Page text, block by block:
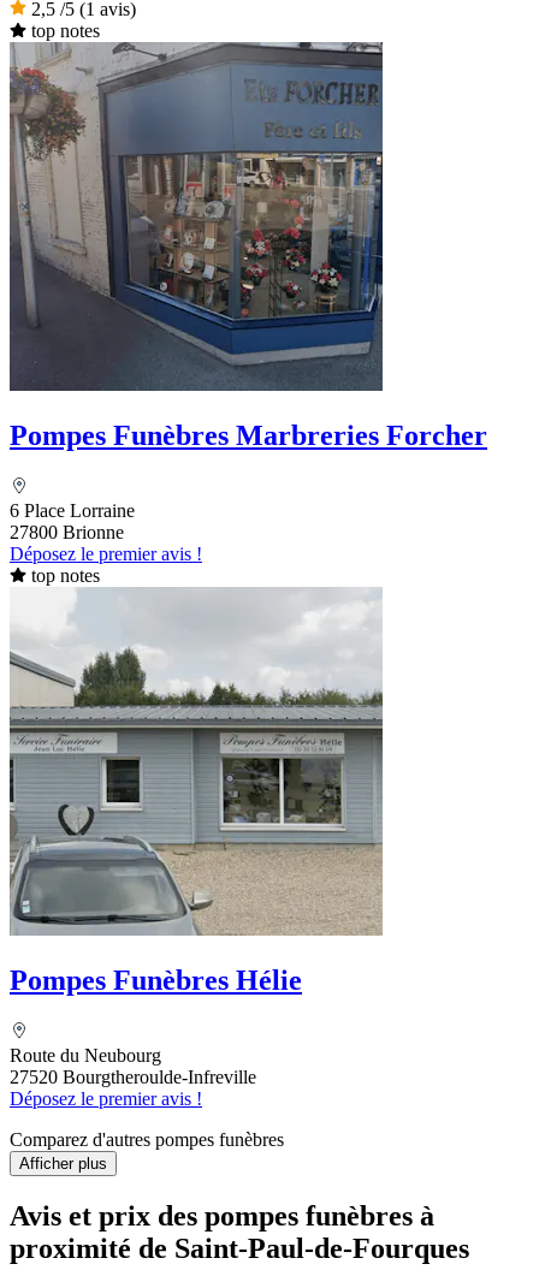
2,5 /5 (1 avis)
top notes
Pompes Funèbres Marbreries Forcher
6 Place Lorraine
27800 Brionne
Déposez le premier avis !
top notes
Pompes Funèbres Hélie
Route du Neubourg
27520 Bourgtheroulde-Infreville
Déposez le premier avis !
Comparez d'autres pompes funèbres
Afficher plus
Avis et prix des pompes funèbres à
proximité de Saint-Paul-de-Fourques